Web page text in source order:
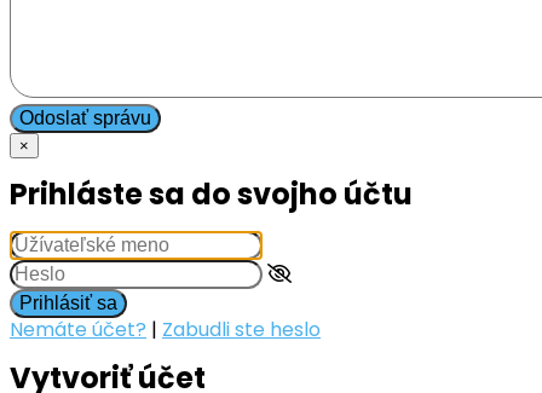
Odoslať správu
×
Prihláste sa do svojho účtu
Prihlásiť sa
Nemáte účet? | Zabudli ste heslo
Vytvoriť účet